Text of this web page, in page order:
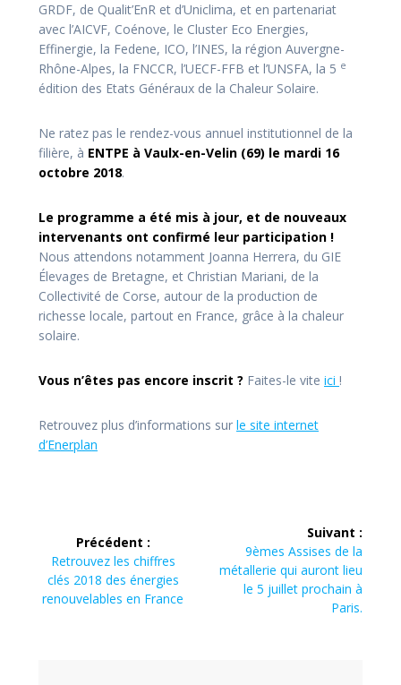
GRDF, de Qualit’EnR et d’Uniclima, et en partenariat
avec l’AICVF, Coénove, le Cluster Eco Energies,
Effinergie, la Fedene, ICO, l’INES, la région Auvergne-
Rhône-Alpes, la FNCCR, l’UECF-FFB et l’UNSFA, la 5 e
édition des Etats Généraux de la Chaleur Solaire.
Ne ratez pas le rendez-vous annuel institutionnel de la
filière, à ENTPE à Vaulx-en-Velin (69) le mardi 16
octobre 2018.
Le programme a été mis à jour, et de nouveaux
intervenants ont confirmé leur participation !
Nous attendons notamment Joanna Herrera, du GIE
Élevages de Bretagne, et Christian Mariani, de la
Collectivité de Corse, autour de la production de
richesse locale, partout en France, grâce à la chaleur
solaire.
Vous n’êtes pas encore inscrit ? Faites-le vite ici !
Retrouvez plus d’informations sur le site internet
d’Enerplan
l’article
Précédent :
Article
précédent :
Retrouvez les chiffres
clés 2018 des énergies
renouvelables en France
Suivant :
Article
suivant :
9èmes Assises de la
métallerie qui auront lieu
le 5 juillet prochain à
Paris.